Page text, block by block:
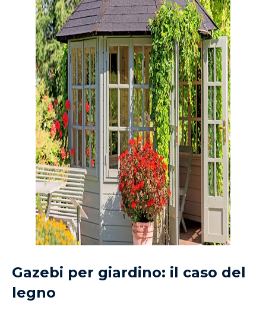
Gazebi per giardino: il caso del
legno